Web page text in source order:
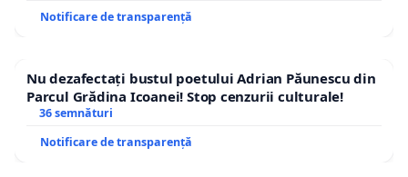
Notificare de transparență
Nu dezafectați bustul poetului Adrian Păunescu din
Parcul Grădina Icoanei! Stop cenzurii culturale!
36 semnături
Notificare de transparență